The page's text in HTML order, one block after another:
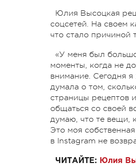
Юлия Высоцкая
соцсетей. На своем
что стало причиной
«У меня был
моменты, когда не
внимание. Сегодня я
думала о том,
страницы рецептов
общаться со своей
думаю, что те вещи,
Это моя
в Instagram не
ЧИТАЙТЕ: Юлия